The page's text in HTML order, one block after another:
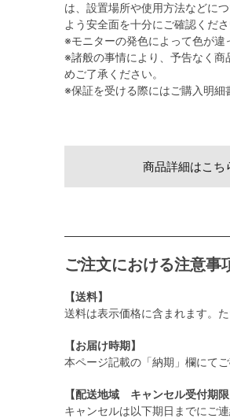
は、設置場所や使用方法などに
よう安全面を十分にご確認くださ
※モニターの発色によって色が違
※諸般の事情により、予告なく
めご了承ください。
※保証を受ける際にはご購入明細
商品詳細はこち
ご注文における注意事
【送料】
送料は表示価格に含まれます。
【お届け時期】
本ページ記載の「納期」欄にて
【配送地域 キャンセル受付期限
キャンセルは以下期日までにご